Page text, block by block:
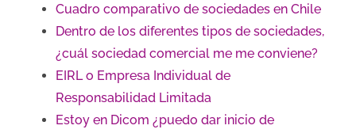
Cuadro comparativo de sociedades en Chile
Dentro de los diferentes tipos de sociedades,
¿cuál sociedad comercial me me conviene?
EIRL o Empresa Individual de
Responsabilidad Limitada
Estoy en Dicom ¿puedo dar inicio de